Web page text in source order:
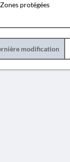
Zones protégées
modification